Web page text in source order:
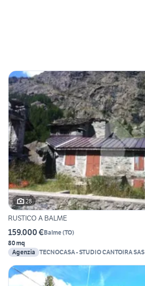
28
RUSTICO A BALME
159.000 €Balme(TO)
80 mq
Agenzia TECNOCASA - STUDIO CANTOIRA SAS